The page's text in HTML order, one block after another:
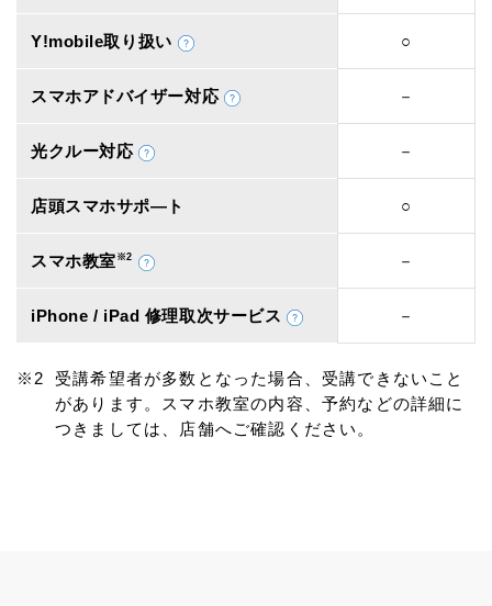
Y!mobile取り扱い ○
スマホアドバイザー対応 －
光クルー対応 －
店頭スマホサポ―ト ○
スマホ教室 ※2 －
iPhone / iPad 修理取次サービス －
受講希望者が多数となった場合、受講できないこと
があります。スマホ教室の内容、予約などの詳細に
つきましては、店舗へご確認ください。